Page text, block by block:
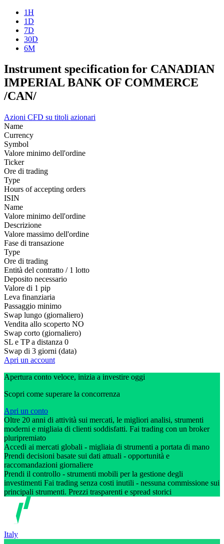
1H
1D
7D
30D
6M
Instrument specification for CANADIAN
IMPERIAL BANK OF COMMERCE
/CAN/
Azioni CFD su titoli azionari
Name
Currency
Symbol
Valore minimo dell'ordine
Ticker
Ore di trading
Type
Hours of accepting orders
ISIN
Name
Valore minimo dell'ordine
Descrizione
Valore massimo dell'ordine
Fase di transazione
Type
Ore di trading
Entità del contratto / 1 lotto
Deposito necessario
Valore di 1 pip
Leva finanziaria
Passaggio minimo
Swap lungo (giornaliero)
Vendita allo scoperto NO
Swap corto (giornaliero)
SL e TP a distanza 0
Swap di 3 giorni (data)
Apri un account
Apertura conto veloce, inizia a investire oggi
Scopri come superare la concorrenza
Apri un conto
Oltre 20 anni di attività sui mercati, le migliori analisi, strumenti
moderni e migliaia di clienti soddisfatti. Fai trading con un broker
pluripremiato
Accedi ai mercati globali - migliaia di strumenti a portata di mano
Prendi decisioni basate sui dati attuali - opportunità e
raccomandazioni giornaliere
Prendi il controllo - strumenti mobili per la gestione degli
investimenti Fai trading senza costi inutili - nessuna commissione sui
principali strumenti. Prezzi trasparenti e spread storici
Italy